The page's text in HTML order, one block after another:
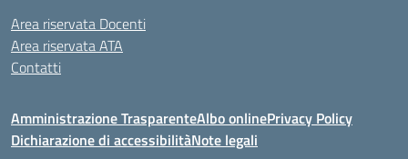
Area riservata Docenti
Area riservata ATA
Contatti
Amministrazione TrasparenteAlbo onlinePrivacy Policy
Dichiarazione di accessibilitàNote legali